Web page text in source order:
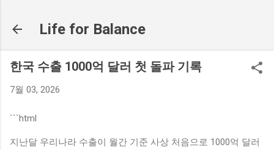
Life for Balance
한국 수출 1000억 달러 첫 돌파 기록
7월 03, 2026
```html
지난달 우리나라 수출이 월간 기준 사상 처음으로 1000억 달러